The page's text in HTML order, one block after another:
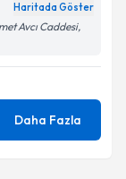
Haritada Göster
Avcı Caddesi,
Daha Fazla